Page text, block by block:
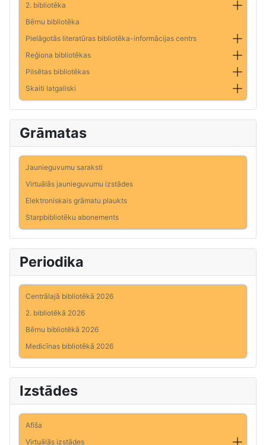
2. bibliotēka
Bērnu bibliotēka
Pielāgotās literatūras bibliotēka-informācijas centrs
Reģiona bibliotēkas
Pilsētas bibliotēkas
Skaiti latgaliski
Grāmatas
Jaunieguvumu saraksti
Virtuālās jaunieguvumu izstādes
Elektroniskais grāmatu plaukts
Starpbibliotēku abonements
Periodika
Centrālajā bibliotēkā 2026
2. bibliotēkā 2026
Bērnu bibliotēkā 2026
Medicīnas bibliotēkā 2026
Izstādes
Afiša
Virtuālās izstādes